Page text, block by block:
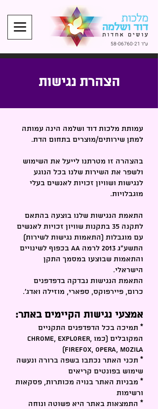
ע״ר 58-06760-21
הצהרת נגישות
עמותת מלכות דוד ושלמה הינה עמותה
למתן שירותים/מוצרים בתחום הדת.
בהצהרה זו מטרתנו לייעל את השימוש
ולשפר את השירות שלנו בכל הנוגע
לנגישות ושוויון זכויות לאנשים בעלי
מוגבלויות.
התאמת הנגישות שלנו בוצעה בהתאם
לתקנה 35 בתקנות שוויון זכויות לאנשים
עם מוגבלות (התאמות נגישות לשירות)
התשע"ג 2013 לרמה AA בכפוף לשינויים
והתאמות שבוצעו במסמך התקן
הישראלי.
התאמת הנגישות נבדקה בדפדפנים
כרום, פיירפוקס, ספארי, מוזילה ואדג'.
אמצעי נגישות הקיימים באתר:
* תמיכה בכל הדפדפנים התקניים
המקובלים (כמו Chrome, Explorer,
FireFox, Opera, Mozila)
* תכני האתר נכתבו בשפה ברורה ונעשה
שימוש בפונטים קריאים
* מבניות האתר בנויה מכותרות, פסקאות
ורשימות
* התמצאות באתר היא פשוטה ונוחה